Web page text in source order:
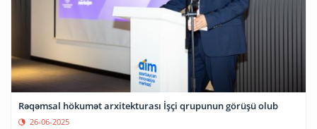
Rəqəmsal hökumət arxitekturası İşçi qrupunun görüşü olub
26-06-2025